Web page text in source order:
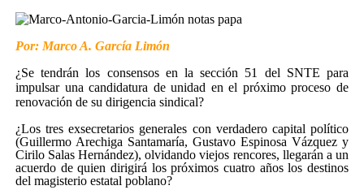
Por: Marco A. García Limón
¿Se tendrán los consensos en la sección 51 del SNTE para
impulsar una candidatura de unidad en el próximo proceso de
renovación de su dirigencia sindical?
¿Los tres exsecretarios generales con verdadero capital político
(Guillermo Arechiga Santamaría, Gustavo Espinosa Vázquez y
Cirilo Salas Hernández), olvidando viejos rencores, llegarán a un
acuerdo de quien dirigirá los próximos cuatro años los destinos
del magisterio estatal poblano?